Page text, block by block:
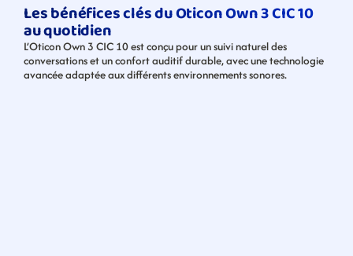
Les bénéfices clés du Oticon Own 3 CIC 10
au quotidien
L’Oticon Own 3 CIC 10 est conçu pour un suivi naturel des
conversations et un confort auditif durable, avec une technologie
avancée adaptée aux différents environnements sonores.